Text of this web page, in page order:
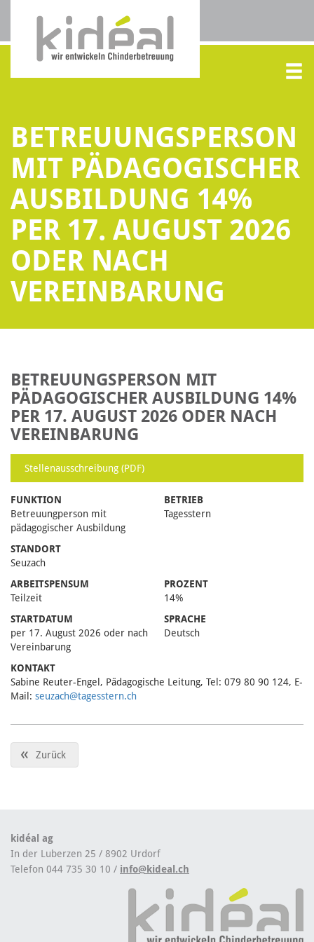
BETREUUNGSPERSON
MIT PÄDAGOGISCHER
AUSBILDUNG 14%
PER 17. AUGUST 2026
ODER NACH
VEREINBARUNG
BETREUUNGSPERSON MIT
PÄDAGOGISCHER AUSBILDUNG 14%
PER 17. AUGUST 2026 ODER NACH
VEREINBARUNG
Stellenausschreibung (PDF)
FUNKTION
Betreuungperson mit
pädagogischer Ausbildung
BETRIEB
Tagesstern
STANDORT
Seuzach
ARBEITSPENSUM
Teilzeit
PROZENT
14%
STARTDATUM
per 17. August 2026 oder nach
Vereinbarung
SPRACHE
Deutsch
KONTAKT
Sabine Reuter-Engel, Pädagogische Leitung, Tel: 079 80 90 124, E-
Mail: seuzach@tagesstern.ch
« Zurück
kidéal ag
In der Luberzen 25 / 8902 Urdorf
Telefon 044 735 30 10 / info@kideal.ch